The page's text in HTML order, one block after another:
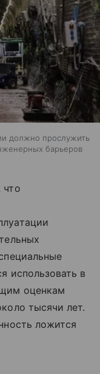
должно прослужить
барьеров
что
использовать в
оценкам
тысячи лет.
ложится